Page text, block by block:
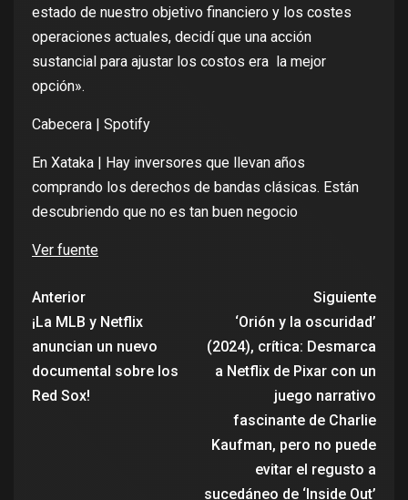
estado de nuestro objetivo financiero y los costes
operaciones actuales, decidí que una acción
sustancial para ajustar los costos era la mejor
opción».
Cabecera | Spotify
En Xataka | Hay inversores que llevan años
comprando los derechos de bandas clásicas. Están
descubriendo que no es tan buen negocio
Ver fuente
Anterior
¡La MLB y Netflix
anuncian un nuevo
documental sobre los
Red Sox!
Siguiente
‘Orión y la oscuridad’
(2024), crítica: Desmarca
a Netflix de Pixar con un
juego narrativo
fascinante de Charlie
Kaufman, pero no puede
evitar el regusto a
sucedáneo de ‘Inside Out’